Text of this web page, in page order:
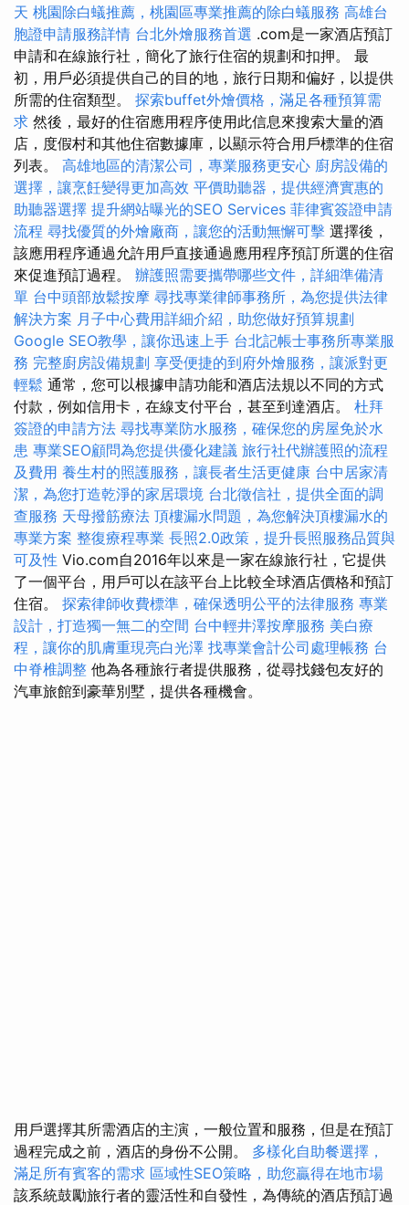
天 桃園除白蟻推薦，桃園區專業推薦的除白蟻服務 高雄台
胞證申請服務詳情 台北外燴服務首選 .com是一家酒店預訂
申請和在線旅行社，簡化了旅行住宿的規劃和扣押。 最
初，用戶必須提供自己的目的地，旅行日期和偏好，以提供
所需的住宿類型。 探索buffet外燴價格，滿足各種預算需
求 然後，最好的住宿應用程序使用此信息來搜索大量的酒
店，度假村和其他住宿數據庫，以顯示符合用戶標準的住宿
列表。 高雄地區的清潔公司，專業服務更安心 廚房設備的
選擇，讓烹飪變得更加高效 平價助聽器，提供經濟實惠的
助聽器選擇 提升網站曝光的SEO Services 菲律賓簽證申請
流程 尋找優質的外燴廠商，讓您的活動無懈可擊 選擇後，
該應用程序通過允許用戶直接通過應用程序預訂所選的住宿
來促進預訂過程。 辦護照需要攜帶哪些文件，詳細準備清
單 台中頭部放鬆按摩 尋找專業律師事務所，為您提供法律
解決方案 月子中心費用詳細介紹，助您做好預算規劃
Google SEO教學，讓你迅速上手 台北記帳士事務所專業服
務 完整廚房設備規劃 享受便捷的到府外燴服務，讓派對更
輕鬆 通常，您可以根據申請功能和酒店法規以不同的方式
付款，例如信用卡，在線支付平台，甚至到達酒店。 杜拜
簽證的申請方法 尋找專業防水服務，確保您的房屋免於水
患 專業SEO顧問為您提供優化建議 旅行社代辦護照的流程
及費用 養生村的照護服務，讓長者生活更健康 台中居家清
潔，為您打造乾淨的家居環境 台北徵信社，提供全面的調
查服務 天母撥筋療法 頂樓漏水問題，為您解決頂樓漏水的
專業方案 整復療程專業 長照2.0政策，提升長照服務品質與
可及性 Vio.com自2016年以來是一家在線旅行社，它提供
了一個平台，用戶可以在該平台上比較全球酒店價格和預訂
住宿。 探索律師收費標準，確保透明公平的法律服務 專業
設計，打造獨一無二的空間 台中輕井澤按摩服務 美白療
程，讓你的肌膚重現亮白光澤 找專業會計公司處理帳務 台
中脊椎調整 他為各種旅行者提供服務，從尋找錢包友好的
汽車旅館到豪華別墅，提供各種機會。
用戶選擇其所需酒店的主演，一般位置和服務，但是在預訂
過程完成之前，酒店的身份不公開。 多樣化自助餐選擇，
滿足所有賓客的需求 區域性SEO策略，助您贏得在地市場
該系統鼓勵旅行者的靈活性和自發性，為傳統的酒店預訂過